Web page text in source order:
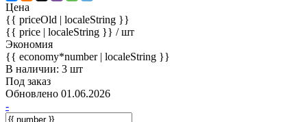
Цена
{{ priceOld | localeString }}
{{ price | localeString }} / шт
Экономия
{{ economy*number | localeString }}
В наличии: 3 шт
Под заказ
Обновлено 01.06.2026
-